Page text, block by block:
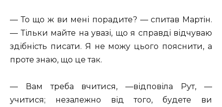
— То що ж ви мені порадите? — спитав Мартін.
— Тільки майте на увазі, що я справді відчуваю
здібність писати. Я не можу цього пояснити, а
проте знаю, що це так.
— Вам треба вчитися, —відповіла Рут, —
учитися; незалежно від того, будете ви